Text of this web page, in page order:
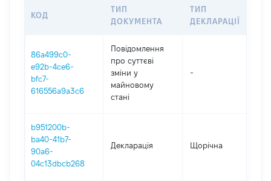
КОД
ТИП
ДОКУМЕНТА
ТИП
ДЕКЛАРАЦІЇ
86a499c0-
e92b-4ce6-
bfc7-
616556a9a3c6
Повідомлення
про суттєві
зміни y
майновому
стані
-
b951200b-
ba40-41b7-
90a6-
04c13dbcb268
Декларація Щорічна